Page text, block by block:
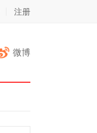
注册
微博